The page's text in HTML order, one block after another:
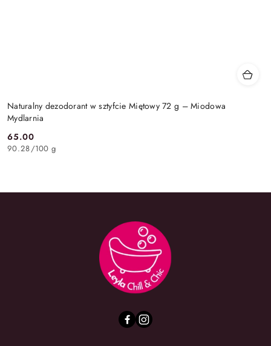
Naturalny dezodorant w sztyfcie Miętowy 72 g – Miodowa
Mydlarnia
Cena:
65.00
90.28/100 g